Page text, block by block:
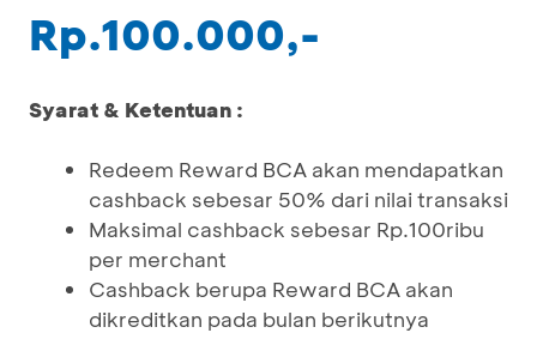
Rp.100.000,-
Syarat & Ketentuan :
Redeem Reward BCA akan mendapatkan
cashback sebesar 50% dari nilai transaksi
Maksimal cashback sebesar Rp.100ribu
per merchant
Cashback berupa Reward BCA akan
dikreditkan pada bulan berikutnya